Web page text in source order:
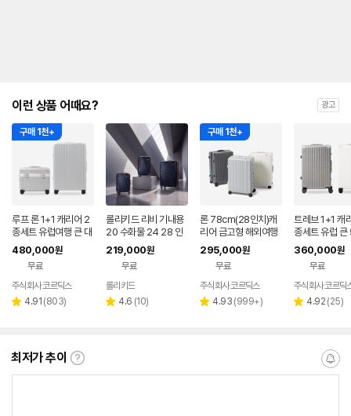
이런 상품 어때요? 광고
구매 1천+
루프 론 1+1 캐리어 2
종세트 유럽여행 큰 대
형 연예인 PC 명품 3
박4일 수화물
480,000원
무료
주식회사 코르딕스
별 4.91 리
(803)
롤리키드 리비 기내용
20 수화물 24 28 인
치 6종 캐리어 세트 확
장 여행용 가방
219,000원
무료
롤리키드
별 4.6 리
(10)
구매 1천+
론 78cm(28인치)캐
리어 금고형 해외여행
대형 폴리카보네이트
대용량 홈쇼핑
295,000원
무료
주식회사 코르딕스
별 4.93 리
(999+)
트레브 1+1 캐
종세트 유럽 큰
일 PC 명품 대
브 트렁크
360,000원
무료
주식회사 코르딕
별 4.92 리
(25)
최저가 추이
최
알